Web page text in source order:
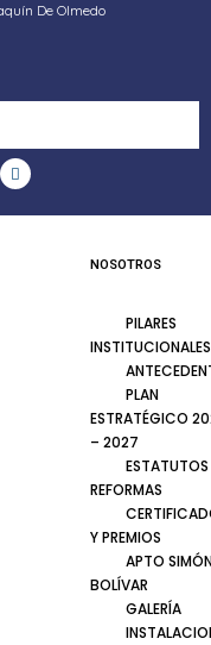
De Olmedo
NOSOTROS
PILARES
INSTITUCIONALES
PLAN
ESTRATÉGICO
– 2027
ESTATUTOS
REFORMAS
Y PREMIOS
APTO
BOLÍVAR
GALERÍA